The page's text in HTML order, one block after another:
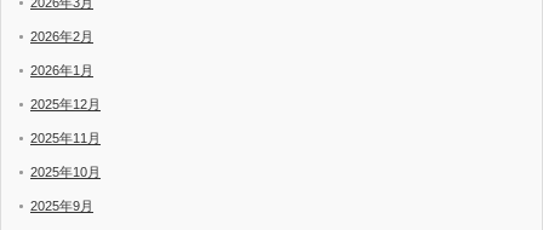
2026年2月
2026年1月
2025年12月
2025年11月
2025年10月
2025年9月